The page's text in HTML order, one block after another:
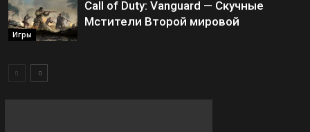
Игры
Call of Duty: Vanguard — Скучные
Мстители Второй мировой